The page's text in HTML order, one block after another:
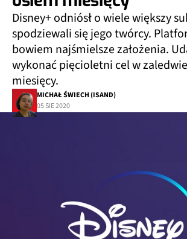
Disney+ odniósł o wiele większy
spodziewali się jego twórcy.
bowiem najśmielsze założenia.
wykonać pięcioletni cel w
miesięcy.
MICHAŁ ŚWIECH (ISAND)
05 SIE 2020